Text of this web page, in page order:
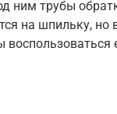
ним трубы
на шпильку, но
воспользоваться